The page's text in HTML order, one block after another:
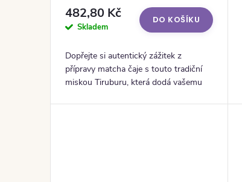
482,80 Kč
Skladem
DO KOŠÍKU
Dopřejte si autentický zážitek z
přípravy matcha čaje s touto tradiční
miskou Tiruburu, která dodá vašemu